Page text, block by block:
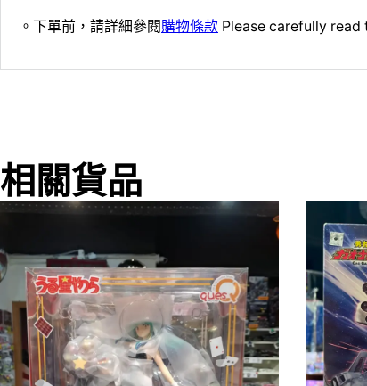
。下單前，請詳細參閱購物條款 Please carefully
相關貨品